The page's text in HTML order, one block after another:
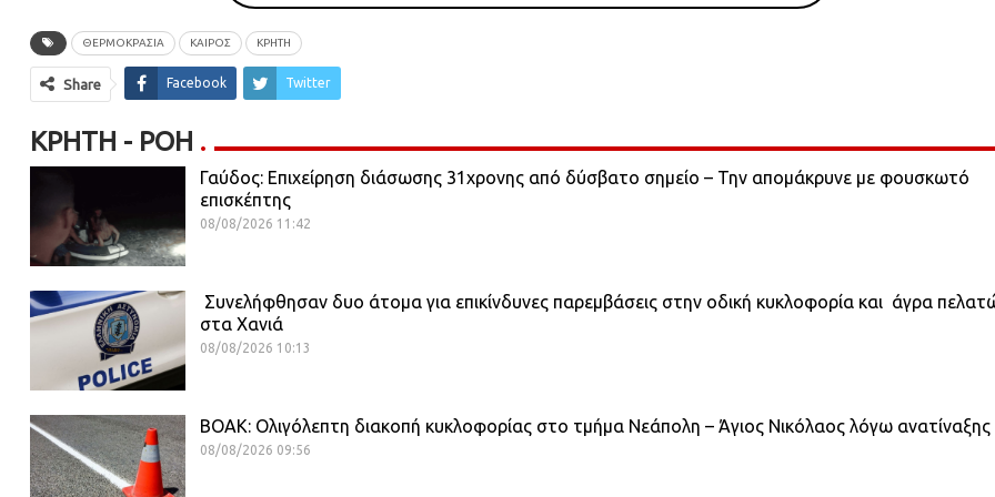
ΘΕΡΜΟΚΡΑΣΙΑ ΚΑΙΡΌΣ ΚΡΗΤΗ
Share Facebook Twitter
ΚΡΉΤΗ - ΡΟΗ
Γαύδος: Επιχείρηση διάσωσης 31χρονης από δύσβατο σημείο – Την απομάκρυνε με φουσκωτό
επισκέπτης
08/08/2026 11:42
Συνελήφθησαν δυο άτομα για επικίνδυνες παρεμβάσεις στην οδική κυκλοφορία και άγρα
στα Χανιά
08/08/2026 10:13
ΒΟΑΚ: Ολιγόλεπτη διακοπή κυκλοφορίας στο τμήμα Νεάπολη – Άγιος Νικόλαος λόγω ανατίναξης
08/08/2026 09:56